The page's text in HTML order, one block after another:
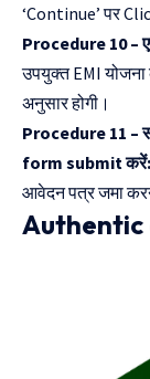
‘Continue’ पर
Procedure 10 –
उपयुक्त EMI योजना
अनुसार होगी।
Procedure 11 –
form submit करें:
आवेदन पत्र जमा
Authentic